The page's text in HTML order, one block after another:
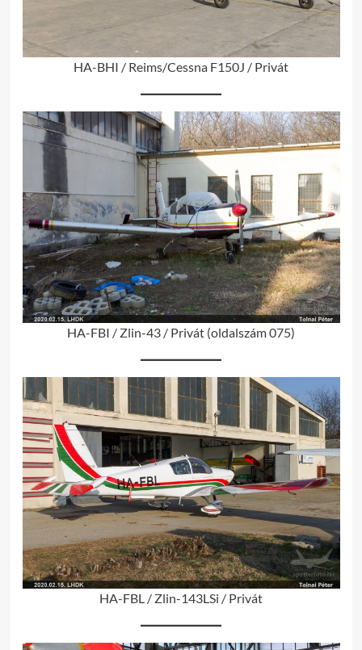
HA-BHI / Reims/Cessna F150J / Privát
HA-FBI / Zlin-43 / Privát (oldalszám 075)
HA-FBL / Zlin-143LSi / Privát